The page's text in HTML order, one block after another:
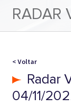
RADAR
< Voltar
Radar
04/11/